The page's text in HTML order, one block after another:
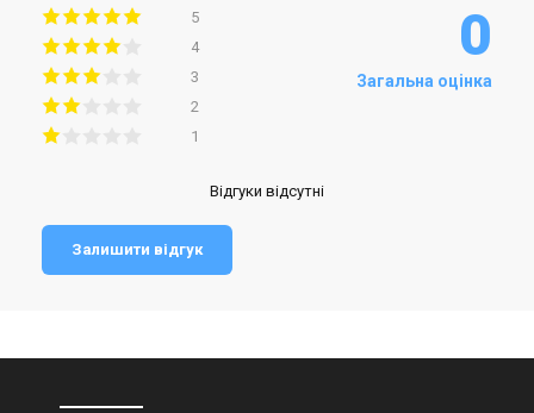
5
4
3
2
1
0
Загальна оцінка
Відгуки відсутні
Залишити відгук